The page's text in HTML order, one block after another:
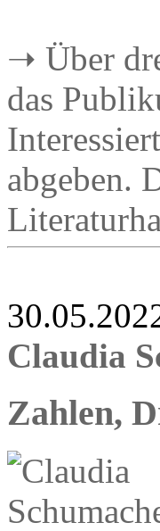
➝ Über
das
abgeben.
Claudia
Zahlen,